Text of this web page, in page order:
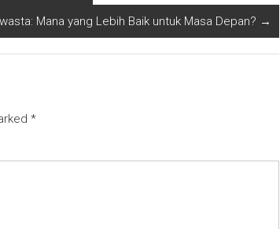
Mana yang Lebih Baik untuk Masa Depan? →
*